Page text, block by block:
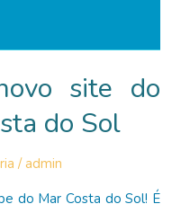
site do
do Sol
/admin
do Mar Costa do Sol! É